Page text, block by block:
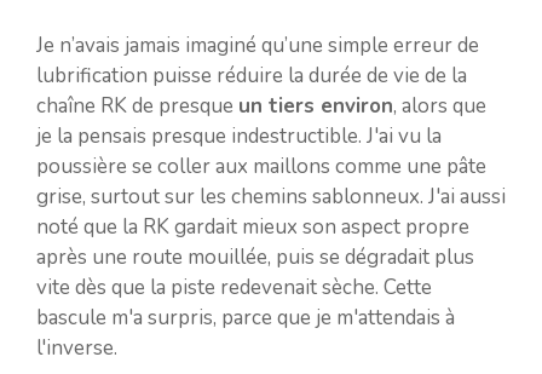
Je n’avais jamais imaginé qu’une simple erreur de
lubrification puisse réduire la durée de vie de la
chaîne RK de presque un tiers environ, alors que
je la pensais presque indestructible. J'ai vu la
poussière se coller aux maillons comme une pâte
grise, surtout sur les chemins sablonneux. J'ai aussi
noté que la RK gardait mieux son aspect propre
après une route mouillée, puis se dégradait plus
vite dès que la piste redevenait sèche. Cette
bascule m'a surpris, parce que je m'attendais à
l'inverse.